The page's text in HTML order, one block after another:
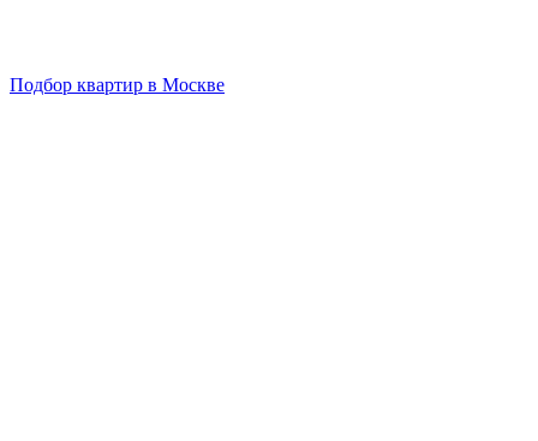
Подбор квартир в Москве